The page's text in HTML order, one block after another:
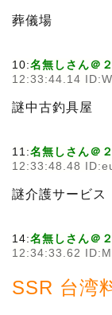
葬儀場
10:名無しさん＠
12:33:44.14
謎中古釣具屋
11:名無しさん＠
12:33:48.48
謎介護サービス
14:名無しさん＠
12:34:33.62
SSR 台湾